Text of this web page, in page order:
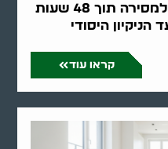
מדריך מקיף להכנת דירה למסירה תוך 48 שעות
הניקיון היסודי
קראו עוד